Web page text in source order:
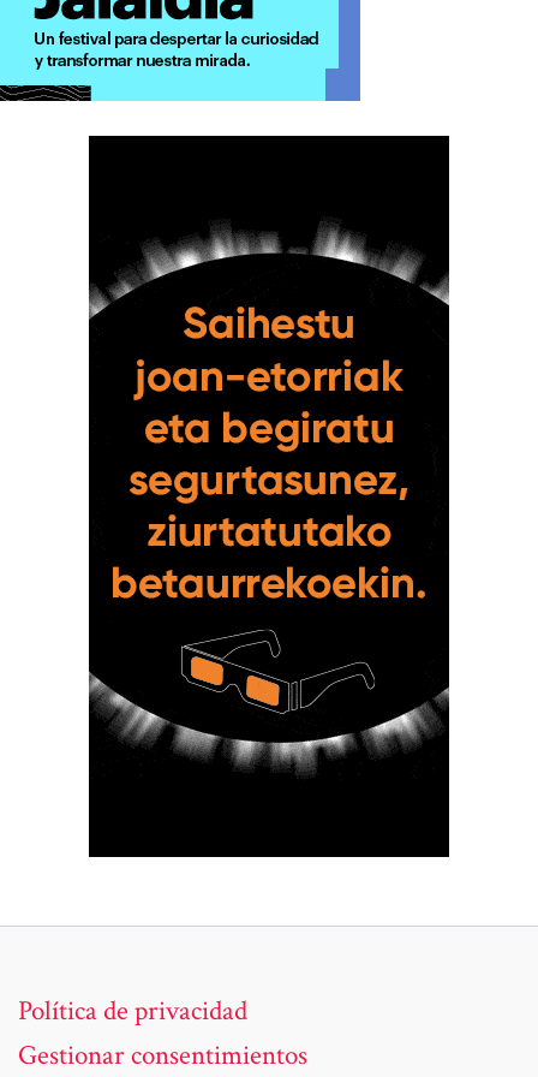
Política de privacidad
Gestionar consentimientos